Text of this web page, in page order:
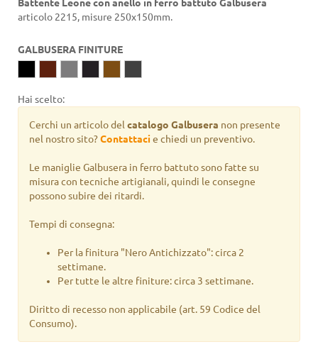
Battente Leone con anello in ferro battuto Galbusera
articolo 2215, misure 250x150mm.
GALBUSERA FINITURE
Hai scelto:
Cerchi un articolo del catalogo Galbusera non presente
nel nostro sito?Contattacie chiedi un preventivo.
Le maniglie Galbusera in ferro battuto sono fatte su
misura con tecniche artigianali, quindi le consegne
possono subire dei ritardi.
Tempi di consegna:
Per la finitura "Nero Antichizzato": circa 2
settimane.
Per tutte le altre finiture: circa 3 settimane.
Diritto di recesso non applicabile (art. 59 Codice del
Consumo).